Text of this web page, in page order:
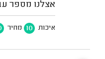
אצלנו מספר
איכות 10 מחיר